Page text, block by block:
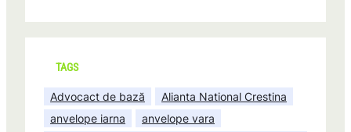
TAGS
Advocact de bază
Alianta National Crestina
anvelope iarna
anvelope vara